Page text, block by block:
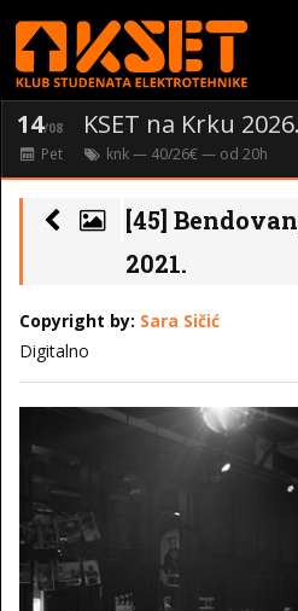
14/08 KSET na Krku 2026.
Pet knk— 40/26€ — od 20h
[45]
2021.
Copyright by: Sara Sičić
Digitalno